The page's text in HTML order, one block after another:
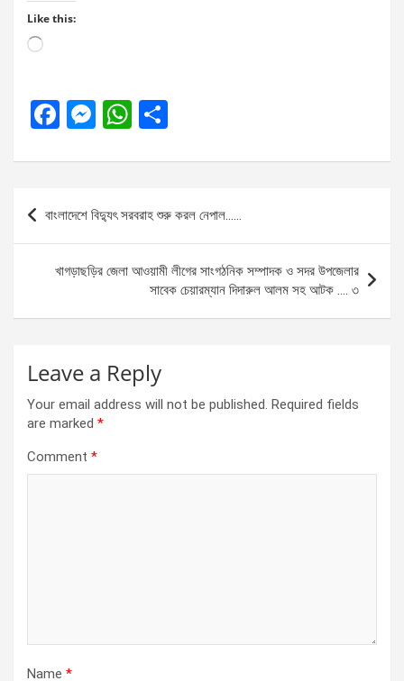
Like this:
Loading…
F
ce
o
o
k
M
se
n
g
er
W
at
A
p
ar
Post
navigation
বাংলাদেশে বিদ্যুৎ সরবরাহ শুরু করল নেপাল……
খাগড়াছড়ির জেলা আওয়ামী লীগের সাংগঠনিক সম্পাদক ও সদর উপজেলার
সাবেক চেয়ারম্যান দিদারুল আলম সহ আটক …. ৩
Leave a Reply
Your email address will not be published. Required fields
are marked *
Comment *
Name *